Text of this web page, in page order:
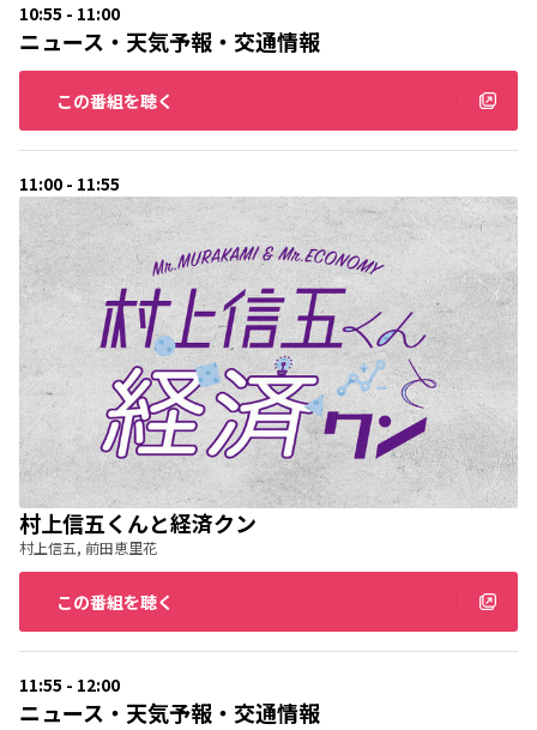
10:55 - 11:00
ニュース・天気予報・交通情報
この番組を聴く
11:00 - 11:55
村上信五くんと経済クン
村上信五, 前田恵里花
この番組を聴く
11:55 - 12:00
ニュース・天気予報・交通情報